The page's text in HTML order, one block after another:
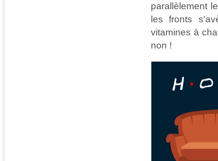
parallèlement
les fronts
vitamines à
non !